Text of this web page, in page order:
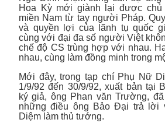
Hoa Kỳ mới giành lại được chủ
miền Nam từ tay người Pháp.
và quyền lợi của lãnh tụ quốc
cùng với đại đa số người Việt
chế độ CS trùng hợp với nhau.
nhau, cùng làm đồng minh trong
Mới đây, trong tạp chí Phụ Nữ
1/9/92 đến 30/9/92, xuất bản tại
ký giả, ông Phan văn Trường,
những điều ông Bảo Đại trả lời
Diệm làm thủ tướng.